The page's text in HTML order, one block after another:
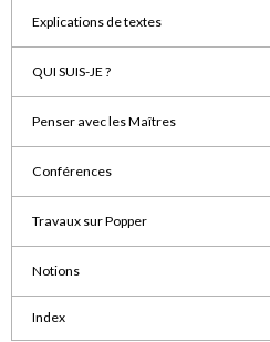
Explications de textes
QUI SUIS-JE ?
Penser avec les Maîtres
Conférences
Travaux sur Popper
Notions
Index